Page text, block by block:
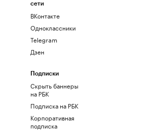
сети
ВКонтакте
Одноклассники
Telegram
Дзен
Подписки
Скрыть баннеры
на РБК
Подписка на РБК
Корпоративная
подписка